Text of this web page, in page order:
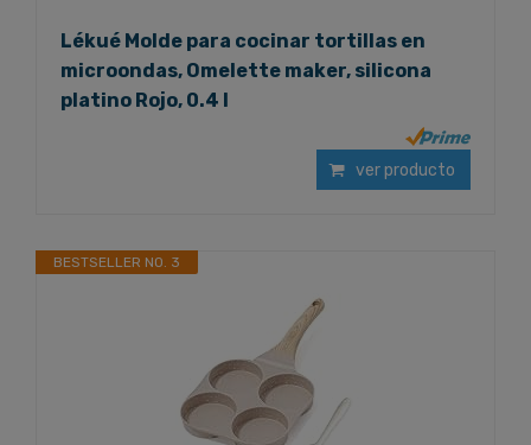
Lékué Molde para cocinar tortillas en
microondas, Omelette maker, silicona
platino Rojo, 0.4 l
ver producto
BESTSELLER NO. 3